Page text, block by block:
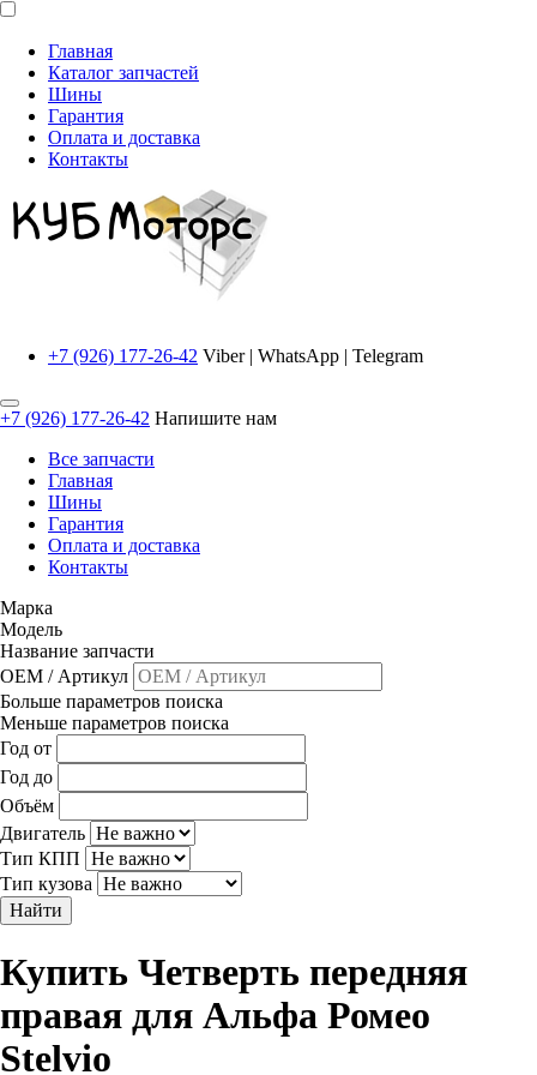
Главная
Каталог запчастей
Шины
Гарантия
Оплата и доставка
Контакты
+7 (926) 177-26-42 Viber | WhatsApp | Telegram
+7 (926) 177-26-42 Напишите нам
Все запчасти
Главная
Шины
Гарантия
Оплата и доставка
Контакты
Марка
Модель
Название запчасти
OEM / Артикул
Больше параметров поиска
Меньше параметров поиска
Год от
Год до
Объём
Двигатель
Тип КПП
Тип кузова
Найти
Купить Четверть передняя
правая для Альфа Ромео
Stelvio